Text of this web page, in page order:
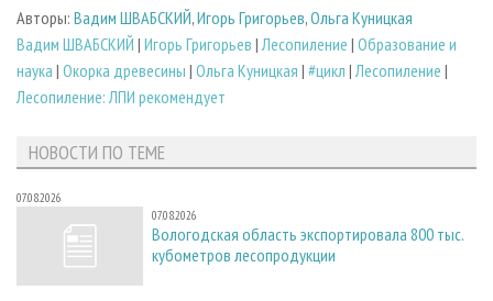
Авторы: Вадим ШВАБСКИЙ,Игорь Григорьев,Ольга Куницкая
Вадим ШВАБСКИЙ | Игорь Григорьев |Лесопиление | Образование и
наука | Окорка древесины | Ольга Куницкая | #цикл |Лесопиление |
Лесопиление: ЛПИ рекомендует
НОВОСТИ ПО ТЕМЕ
07.08.2026
07.08.2026
Вологодская область экспортировала 800 тыс.
кубометров лесопродукции